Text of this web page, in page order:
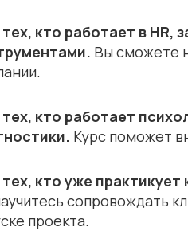
кто работает в HR,
Вы сможете
кто работает
Курс поможет
кто уже
сопровождать
проекта.